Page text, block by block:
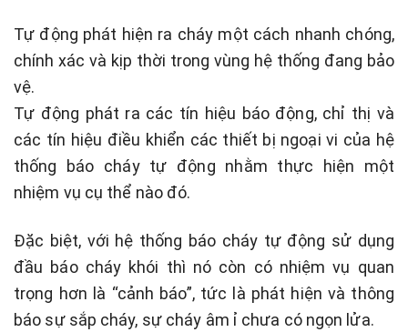
Tự động phát hiện ra cháy một cách nhanh chóng,
chính xác và kịp thời trong vùng hệ thống đang bảo
vệ.
Tự động phát ra các tín hiệu báo động, chỉ thị và
các tín hiệu điều khiển các thiết bị ngoại vi của hệ
thống báo cháy tự động nhằm thực hiện một
nhiệm vụ cụ thể nào đó.
Đặc biệt, với hệ thống báo cháy tự động sử dụng
đầu báo cháy khói thì nó còn có nhiệm vụ quan
trọng hơn là “cảnh báo”, tức là phát hiện và thông
báo sự sắp cháy, sự cháy âm ỉ chưa có ngọn lửa.